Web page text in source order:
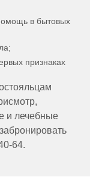
в бытовых
признаках
и лечебные
64.